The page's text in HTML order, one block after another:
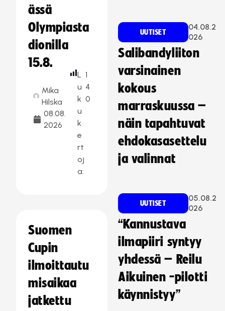
ässä
Olympiasta
dionilla
15.8.
Mika
Hilska
08.08.
2026
L
u
k
u
k
e
rt
oj
a:
1
4
0
Suomen
Cupin
ilmoittautu
misaikaa
jatkettu
UUTISET
04.08.2
026
Salibandyliiton
varsinainen
kokous
marraskuussa –
näin tapahtuvat
ehdokasasettelu
ja valinnat
UUTISET
05.08.2
026
“Kannustava
ilmapiiri syntyy
yhdessä – Reilu
Aikuinen -pilotti
käynnistyy”